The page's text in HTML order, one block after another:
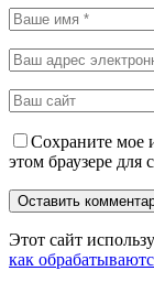
Сохраните мое
этом браузере
Этот сайт
как